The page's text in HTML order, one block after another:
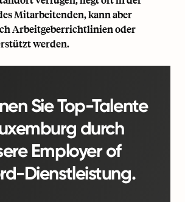
Mitarbeitenden, kann aber
Arbeitgeberrichtlinien oder
werden.
Sie Top-Talente
durch
Employer of
Dienstleistung.